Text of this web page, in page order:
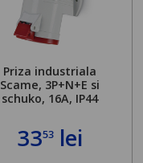
Priza industriala
Scame, 3P+N+E si
schuko, 16A, IP44
3353 lei